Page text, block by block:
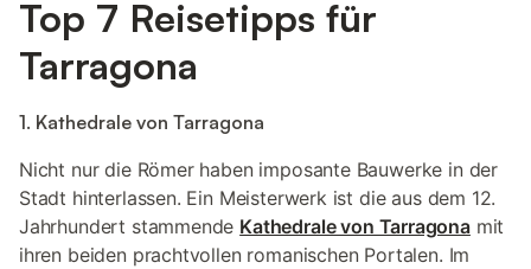
Top 7 Reisetipps für
Tarragona
1. Kathedrale von Tarragona
Nicht nur die Römer haben imposante Bauwerke in der
Stadt hinterlassen. Ein Meisterwerk ist die aus dem 12.
Jahrhundert stammende Kathedrale von Tarragonamit
ihren beiden prachtvollen romanischen Portalen. Im